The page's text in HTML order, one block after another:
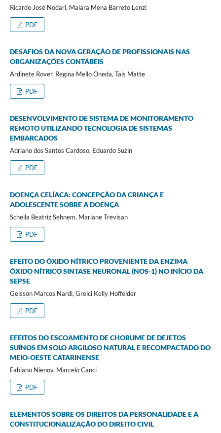
Ricardo José Nodari, Maiara Mena Barreto Lenzi
PDF
DESAFIOS DA NOVA GERAÇÃO DE PROFISSIONAIS NAS
ORGANIZAÇÕES CONTÁBEIS
Ardinete Rover, Regina Mello Oneda, Tais Matte
PDF
DESENVOLVIMENTO DE SISTEMA DE MONITORAMENTO
REMOTO UTILIZANDO TECNOLOGIA DE SISTEMAS
EMBARCADOS
Adriano dos Santos Cardoso, Eduardo Suzin
PDF
DOENÇA CELÍACA: CONCEPÇÃO DA CRIANÇA E
ADOLESCENTE SOBRE A DOENÇA
Scheila Beatriz Sehnem, Mariane Trevisan
PDF
EFEITO DO ÓXIDO NÍTRICO PROVENIENTE DA ENZIMA
ÓXIDO NÍTRICO SINTASE NEURONAL (NOS-1) NO INÍCIO DA
SEPSE
Geisson Marcos Nardi, Greici Kelly Hoffelder
PDF
EFEITOS DO ESCOAMENTO DE CHORUME DE DEJETOS
SUÍNOS EM SOLO ARGILOSO NATURAL E RECOMPACTADO DO
MEIO-OESTE CATARINENSE
Fabiano Nienov, Marcelo Canci
PDF
ELEMENTOS SOBRE OS DIREITOS DA PERSONALIDADE E A
CONSTITUCIONALIZAÇÃO DO DIREITO CIVIL